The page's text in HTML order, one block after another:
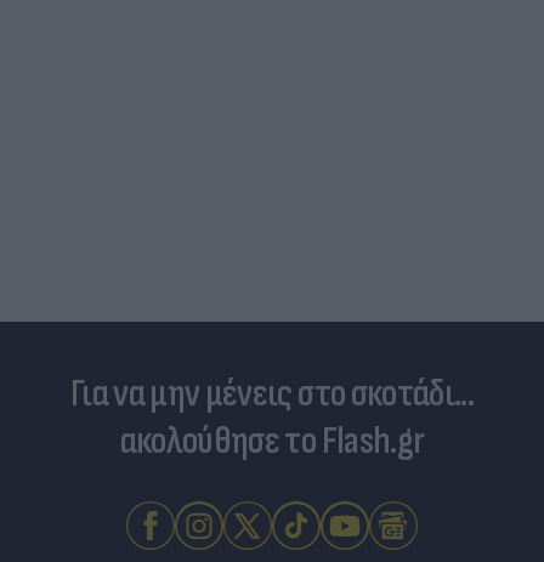
Για να μην μένεις στο σκοτάδι...
ακολούθησε το Flash.gr